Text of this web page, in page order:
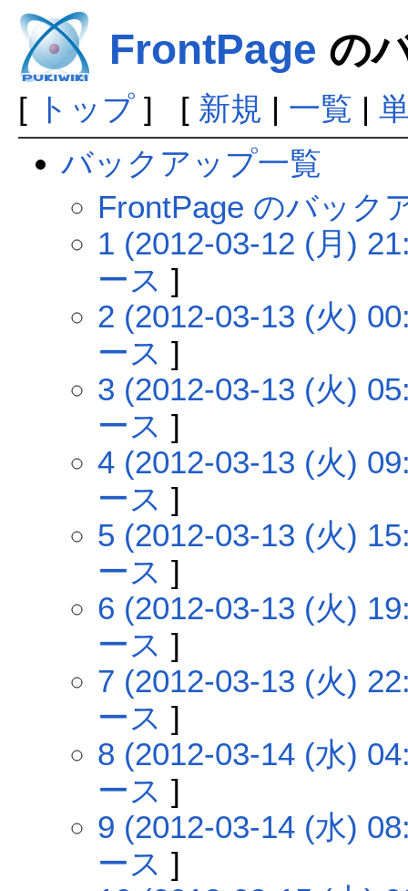
FrontPage の
[ トップ] [ 新規 | 一覧 |
バックアップ一覧
FrontPage のバック
1 (2012-03-12 (月)
ース ]
2 (2012-03-13 (火)
ース ]
3 (2012-03-13 (火)
ース ]
4 (2012-03-13 (火)
ース ]
5 (2012-03-13 (火)
ース ]
6 (2012-03-13 (火)
ース ]
7 (2012-03-13 (火)
ース ]
8 (2012-03-14 (水)
ース ]
9 (2012-03-14 (水)
ース ]